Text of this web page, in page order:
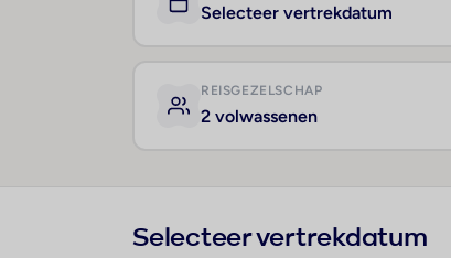
Selecteer vertrekdatum
REISGEZELSCHAP
2 volwassenen
Selecteer vertrekdatum